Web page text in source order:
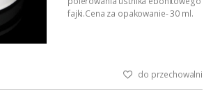
fajki.Cena za opakowanie- 30 ml.
do przechowalni